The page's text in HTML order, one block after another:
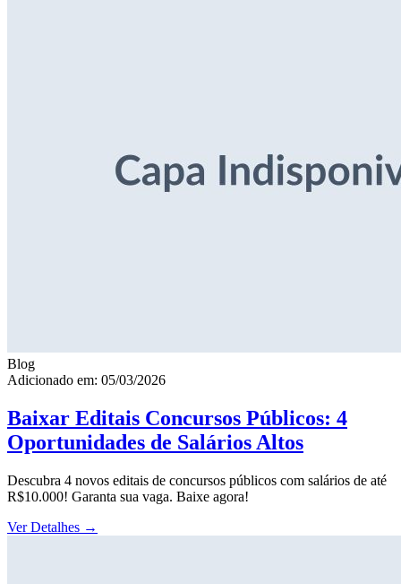
Blog
Adicionado em: 05/03/2026
Baixar Editais Concursos Públicos: 4
Oportunidades de Salários Altos
Descubra 4 novos editais de concursos públicos com salários de até
R$10.000! Garanta sua vaga. Baixe agora!
Ver Detalhes →